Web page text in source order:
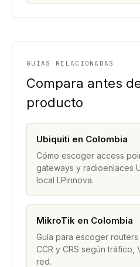
GUÍAS RELACIONADAS
Compara antes
producto
Ubiquiti en Colombia
Cómo escoger access
gateways y radioenlaces
local LPinnova.
MikroTik en Colombia
Guía para escoger routers
CCR y CRS según tráfico,
red.